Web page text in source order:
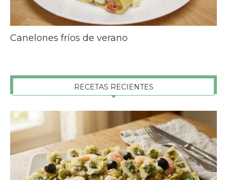
Canelones fríos de verano
RECETAS RECIENTES